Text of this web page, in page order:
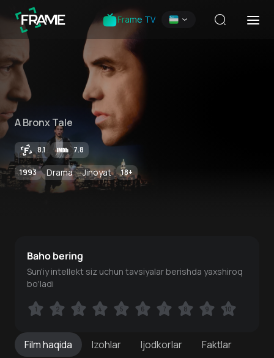
Frame TV
A Bronx Tale
8.1 7.8
1993 Drama Jinoyat 18+
Filmhaqida Izohlar Ijodkorlar Faktlar
Baho bering
Sun'iy intellekt siz uchun tavsiyalar berishda yaxshiroq
bo'ladi
1 2 3 4 5 6 7 8 9 10
1 2 3 4 5 6 7 8 9 10